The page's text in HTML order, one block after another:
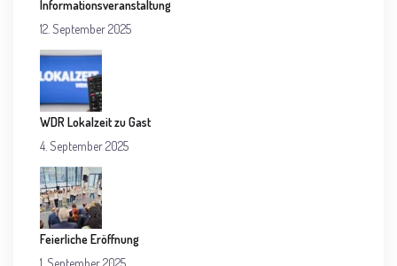
Informationsveranstaltung
12. September 2025
WDR Lokalzeit zu Gast
4. September 2025
Feierliche Eröffnung
1. September 2025